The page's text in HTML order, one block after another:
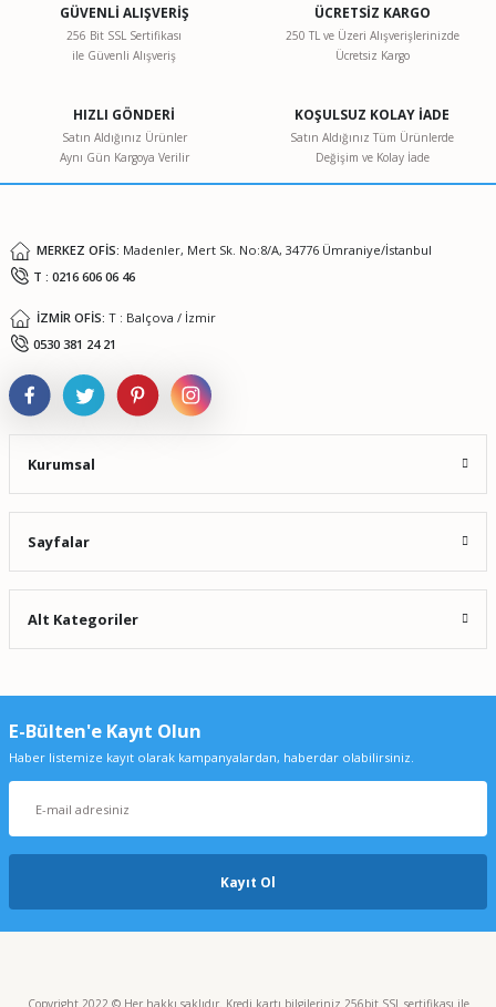
Ürün resmi kalitesiz, bozuk veya görüntülenemiyor.
Ürün bilgilerinde hatalar bulunuyor.
Ürün fiyatı diğer sitelerden daha pahalı.
GÜVENLİ ALIŞVERİŞ
256 Bit SSL Sertifikası
ile Güvenli Alışveriş
ÜCRETSİZ KARGO
250 TL ve Üzeri Alışverişlerinizde
Ücretsiz Kargo
HIZLI GÖNDERİ
Satın Aldığınız Ürünler
Aynı Gün Kargoya Verilir
KOŞULSUZ KOLAY İADE
Satın Aldığınız Tüm Ürünlerde
Değişim ve Kolay İade
MERKEZ OFİS: Madenler, Mert Sk. No:8/A, 34776 Ümraniye/İstanbul
T : 0216 606 06 46
İZMİR OFİS: T : Balçova / İzmir
0530 381 24 21
Kurumsal
Sayfalar
Alt Kategoriler
E-Bülten'e Kayıt Olun
Haber listemize kayıt olarak kampanyalardan, haberdar olabilirsiniz.
Kayıt Ol
Copyright 2022 © Her hakkı saklıdır. Kredi kartı bilgileriniz 256bit SSL sertifikası ile